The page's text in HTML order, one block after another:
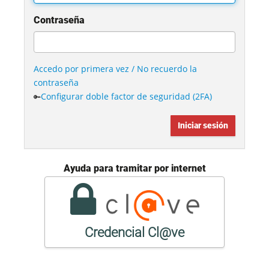
Contraseña
Accedo por primera vez / No recuerdo la
contraseña
🔑Configurar doble factor de seguridad (2FA)
Ayuda para tramitar por internet
Credencial Cl@ve